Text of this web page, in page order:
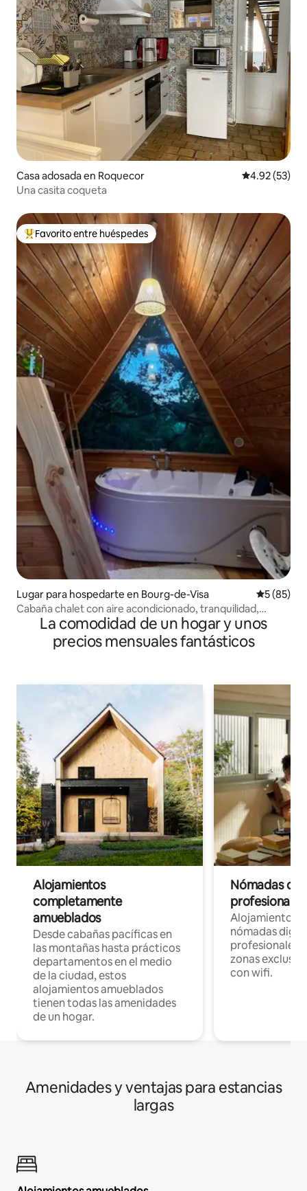
Casa adosada en Roquecor Calificación
4.92 (53)
Una casita coqueta
De los mejores en Favorito entre huéspedes
Favorito entre huéspedes
Lugar para hospedarte en Bourg-de-Visa
5 (85)
Cabaña chalet con aire acondicionado, tranquilidad,
intimidad, naturaleza y spa
La comodidad de un hogar y unos
precios mensuales fantásticos
Alojamientos
completamente
amueblados
Desde cabañas pacíficas en
las montañas hasta prácticos
departamentos en el medio
de la ciudad, estos
alojamientos amueblados
tienen todas las amenidades
de un hogar.
Nómadas
Alojamientos
nómadas
profesionales
zonas
con wifi.
Amenidades y ventajas para estancias
largas